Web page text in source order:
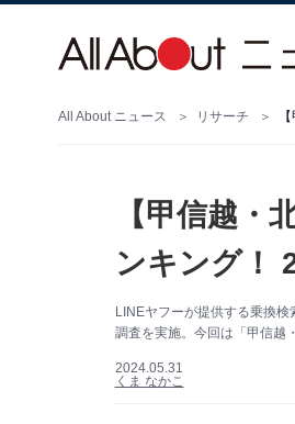
All About ニュース リサーチ
【甲信越・
ンキング！
LINEヤフーが提供する乗換
調査を実施。今回は「甲信越
2024.05.31
くま なかこ